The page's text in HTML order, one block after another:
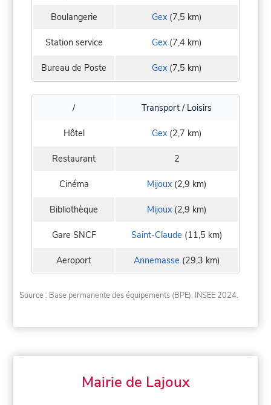
Boulangerie Gex(7,5 km)
Station service Gex(7,4 km)
Bureau de Poste Gex(7,5 km)
/ Transport / Loisirs
Hôtel Gex(2,7 km)
Restaurant 2
Cinéma Mijoux(2,9 km)
Bibliothèque Mijoux(2,9 km)
Gare SNCF Saint-Claude (11,5 km)
Aeroport Annemasse (29,3 km)
Source : Base permanente des équipements (BPE), INSEE 2024.
Mairie de Lajoux